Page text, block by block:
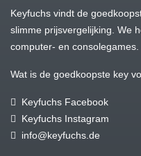
Keyfuchs vindt de
slimme prijsvergelijking. We
computer- en consolegames.
Wat is de goedkoopste key
Keyfuchs Facebook
Keyfuchs Instagram
info@keyfuchs.de